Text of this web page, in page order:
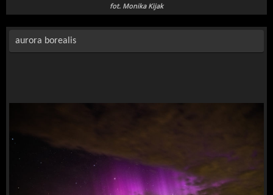
fot. Monika Kijak
aurora borealis